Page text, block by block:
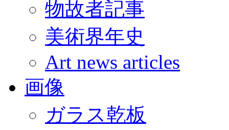
物故者記事
美術界年史
Art news articles
画像
ガラス乾板